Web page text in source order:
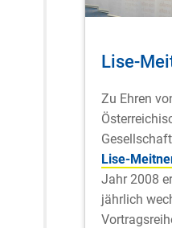
Lise-
Zu Ehren
Lise-
Jahr 2008
jährlich